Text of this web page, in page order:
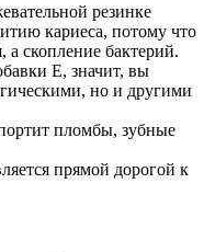
резинке
кариеса, потому что
а скопление бактерий.
Е, значит, вы
но и другими
пломбы, зубные
прямой дорогой к